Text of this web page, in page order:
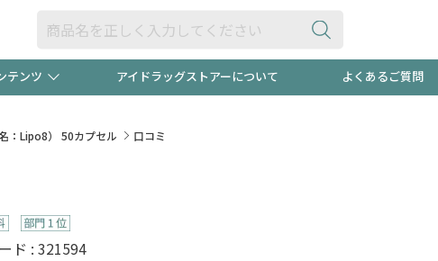
ペット用品
テンツ
"3種類"出現中！今月のスト
えるクーポンプレゼント中！！
アイドラッグストアーについて よくあるご質問
：Lipo8） 50カプセル 口コミ
ド : 321594